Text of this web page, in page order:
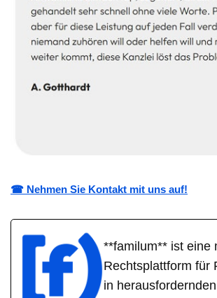
☎ Nehmen Sie Kontakt mit uns auf!
**familum** ist eine
Rechtsplattform für
in herausfordernden